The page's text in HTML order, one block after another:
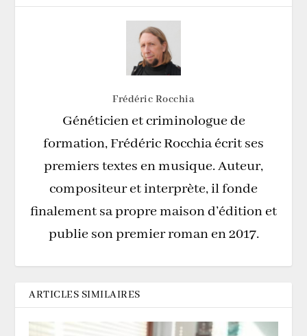
Frédéric Rocchia
Généticien et criminologue de
formation, Frédéric Rocchia écrit ses
premiers textes en musique. Auteur,
compositeur et interprète, il fonde
finalement sa propre maison d’édition et
publie son premier roman en 2017.
ARTICLES SIMILAIRES